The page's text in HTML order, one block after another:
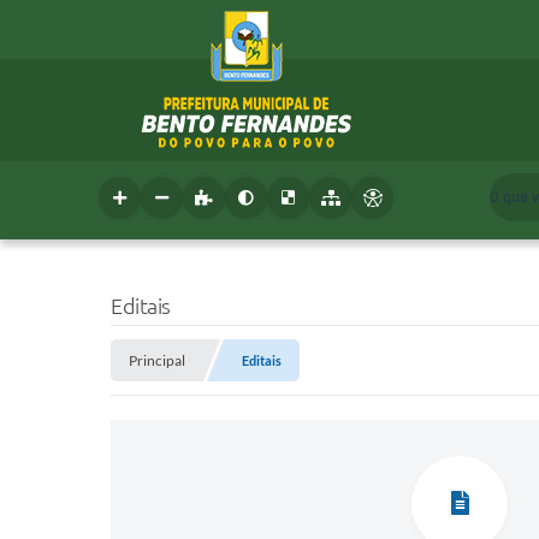
O que
Editais
Principal Editais